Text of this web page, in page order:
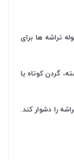
شود. بیشتر لوله تراشه ها برای
گردن کوتاه یا
را دشوار کند.